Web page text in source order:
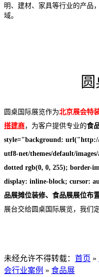
明、建材、家具等行业的产品
域。
圆桌国际展览作为北京展会特
搭建商，为客户提供专业的食
style="background: url("http://
utf8-net/themes/default/
dotted rgb(0, 0, 255); border-
display: inline-block; cursor:
品展摊位装修、食品展展位布
展台交给圆桌国际展览，我们
未经允许不得转载： 首页 »
会行业案例 » 食品展